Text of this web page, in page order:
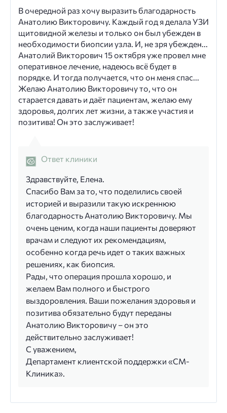
В очередной раз хочу выразить благодарность
Анатолию Викторовичу. Каждый год я делала УЗИ
щитовидной железы и только он был убежден в
необходимости биопсии узла. И, не зря убежден...
Анатолий Викторович 15 октября уже провел мне
оперативное лечение, надеюсь всё будет в
порядке. И тогда получается, что он меня спас...
Желаю Анатолию Викторовичу то, что он
старается давать и даёт пациентам, желаю ему
здоровья, долгих лет жизни, а также участия и
позитива! Он это заслуживает!
Ответ клиники
Здравствуйте, Елена.
Спасибо Вам за то, что поделились своей
историей и выразили такую искреннюю
благодарность Анатолию Викторовичу. Мы
очень ценим, когда наши пациенты доверяют
врачам и следуют их рекомендациям,
особенно когда речь идет о таких важных
решениях, как биопсия.
Рады, что операция прошла хорошо, и
желаем Вам полного и быстрого
выздоровления. Ваши пожелания здоровья и
позитива обязательно будут переданы
Анатолию Викторовичу – он это
действительно заслуживает!
С уважением,
Департамент клиентской поддержки «СМ-
Клиника».